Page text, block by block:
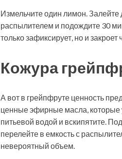
Измельчите один лимон.
распылителем и подождите 30
только зафиксирует, но и
Кожура
А вот в грейпфруте ценность
ценные эфирные масла, которые
питьевой водой и вскипятите.
перелейте в емкость с
невероятный объем.